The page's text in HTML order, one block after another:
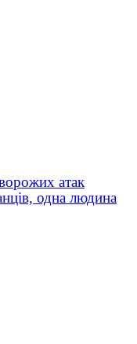
атак
одна людина